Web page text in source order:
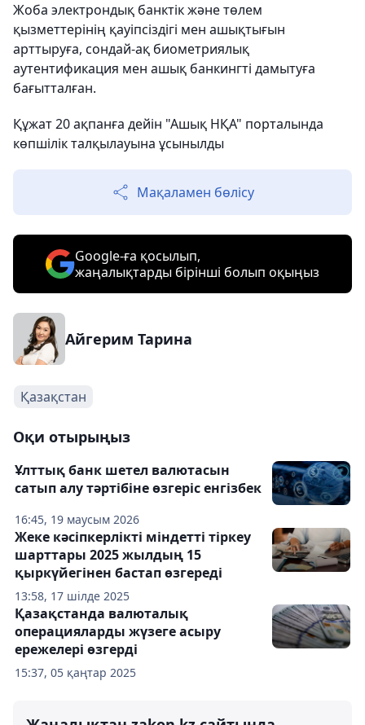
Жоба электрондық банктік және төлем
қызметтерінің қауіпсіздігі мен ашықтығын
арттыруға, сондай-ақ биометриялық
аутентификация мен ашық банкингті дамытуға
бағытталған.
Құжат 20 ақпанға дейін "Ашық НҚА" порталында
көпшілік талқылауына ұсынылды
Мақаламен бөлісу
Google-ға қосылып,
жаңалықтарды бірінші болып оқыңыз
Айгерим Тарина
Қазақстан
Оқи отырыңыз
16:45, 19 маусым 2026
Ұлттық банк шетел валютасын
сатып алу тәртібіне өзгеріс енгізбек
13:58, 17 шілде 2025
Жеке кәсіпкерлікті міндетті тіркеу
шарттары 2025 жылдың 15
қыркүйегінен бастап өзгереді
15:37, 05 қаңтар 2025
Қазақстанда валюталық
операцияларды жүзеге асыру
ережелері өзгерді